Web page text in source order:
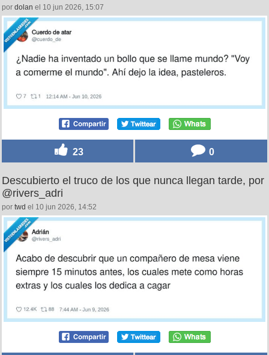
por dolan el 10 jun 2026, 15:07
23 0
Descubierto el truco de los que nunca llegan tarde, por
@rivers_adri
por twd el 10 jun 2026, 14:52